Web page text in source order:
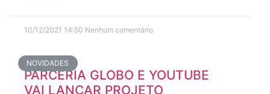
10/12/2021 14:50 Nenhum comentário
NOVIDADES
PARCERIA GLOBO E YOUTUBE
VAI LANÇAR PROJETO